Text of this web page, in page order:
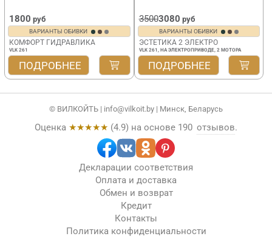
1800 руб
ВАРИАНТЫ ОБИВКИ
КОМФОРТ ГИДРАВЛИКА
VLK 261
ПОДРОБНЕЕ
35003080 руб
ВАРИАНТЫ ОБИВКИ
ЭСТЕТИКА 2 ЭЛЕКТРО
VLK 261, НА ЭЛЕКТРОПРИВОДЕ, 2 МОТОРА
ПОДРОБНЕЕ
© ВИЛКОЙТЬ | info@vilkoit.by | Минск, Беларусь
Оценка ★★★★★ (4.9) на основе 190 отзывов.
Декларации соответствия
Оплата и доставка
Обмен и возврат
Кредит
Контакты
Политика конфиденциальности